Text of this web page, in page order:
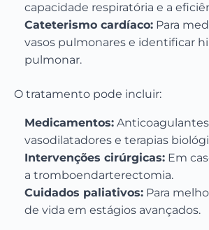
capacidade respiratória e a
Cateterismo cardíaco: Para
vasos pulmonares e identificar
pulmonar.
O tratamento pode incluir:
Medicamentos:
vasodilatadores e terapias
Intervenções cirúrgicas: Em
a tromboendarterectomia.
Cuidados paliativos: Para
de vida em estágios avançados.